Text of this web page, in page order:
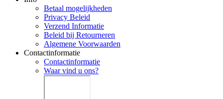
Betaal mogelijkheden
Privacy Beleid
Verzend Informatie
Beleid bij Retourneren
Algemene Voorwaarden
Contactinformatie
Contactinformatie
Waar vind u ons?